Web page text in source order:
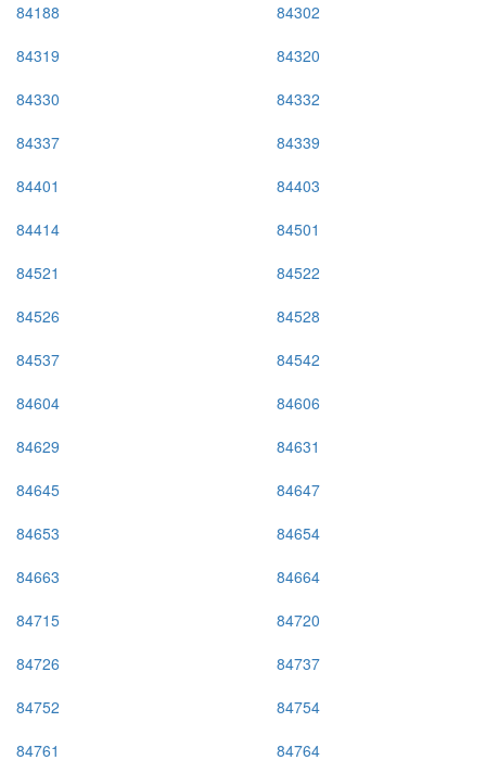
84188
84302
84319
84320
84330
84332
84337
84339
84401
84403
84414
84501
84521
84522
84526
84528
84537
84542
84604
84606
84629
84631
84645
84647
84653
84654
84663
84664
84715
84720
84726
84737
84752
84754
84761
84764